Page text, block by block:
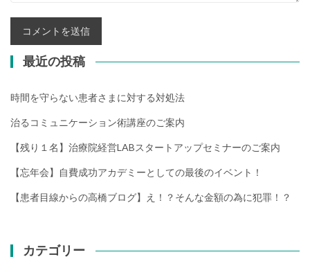
最近の投稿
時間を守らない患者さまに対する対処法
治るコミュニケーション術講座のご案内
【残り１名】治療院経営LABスタートアップセミナーのご案内
【忘年会】自費成功アカデミーとしての最後のイベント！
【患者目線からの高橋ブログ】え！？そんな金額の為に犯罪！？
カテゴリー